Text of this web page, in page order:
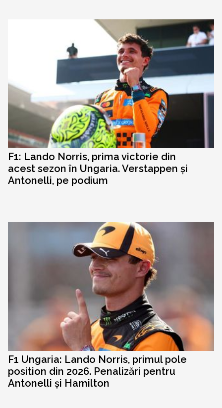
F1: Lando Norris, prima victorie din
acest sezon în Ungaria. Verstappen și
Antonelli, pe podium
F1 Ungaria: Lando Norris, primul pole
position din 2026. Penalizări pentru
Antonelli și Hamilton